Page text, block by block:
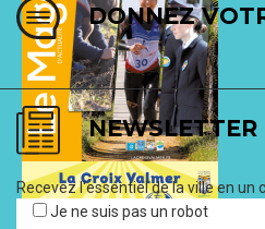
TRI ET DÉCHETS
DONNEZ
NEWSLETTER
Recevez l'essentiel de la ville en un
Je ne suis pas un robotEmail